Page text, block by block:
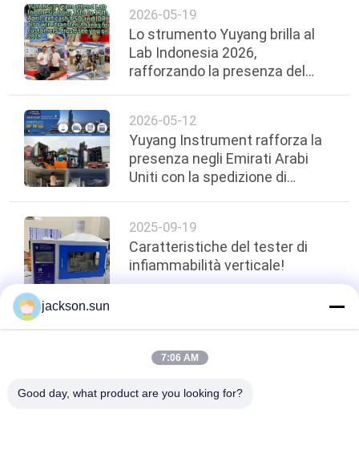
2026-05-19
Lo strumento Yuyang brilla al
Lab Indonesia 2026,
rafforzando la presenza del
2026-05-12
Yuyang Instrument rafforza la
presenza negli Emirati Arabi
Uniti con la spedizione di
2025-09-19
Caratteristiche del tester di
infiammabilità verticale!
top
jackson.sun
7:06 AM
Good day, what product are you looking for?